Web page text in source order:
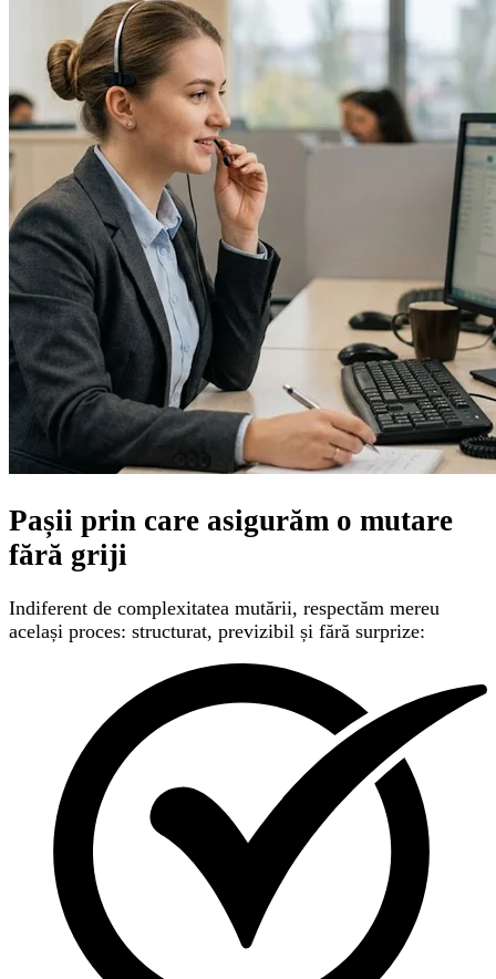
Pașii prin care asigurăm o mutare
fără griji
Indiferent de complexitatea mutării, respectăm mereu
același proces: structurat, previzibil și fără surprize: